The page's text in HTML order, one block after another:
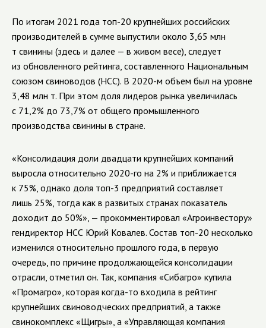
По итогам 2021 года топ-20 крупнейших российских
производителей в сумме выпустили около 3,65 млн
т свинины (здесь и далее — в живом весе), следует
из обновленного рейтинга, составленного Национальным
союзом свиноводов (НСС). В 2020-м объем был на уровне
3,48 млн т. При этом доля лидеров рынка увеличилась
с 71,2% до 73,7% от общего промышленного
производства свинины в стране.
«Консолидация доли двадцати крупнейших компаний
выросла относительно 2020-го на 2% и приближается
к 75%, однако доля топ-3 предприятий составляет
лишь 25%, тогда как в развитых странах показатель
доходит до 50%», — прокомментировал «Агроинвестору»
гендиректор НСС Юрий Ковалев. Состав топ-20 несколько
изменился относительно прошлого года, в первую
очередь, по причине продолжающейся консолидации
отрасли, отметил он. Так, компания «Сибагро» купила
«Промагро», которая когда-то входила в рейтинг
крупнейших свиноводческих предприятий, а также
свинокомплекс «Щигры», а «Управляющая компания